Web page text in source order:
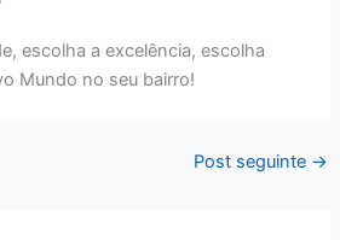
escolha a excelência, escolha
Mundo no seu bairro!
Post seguinte →